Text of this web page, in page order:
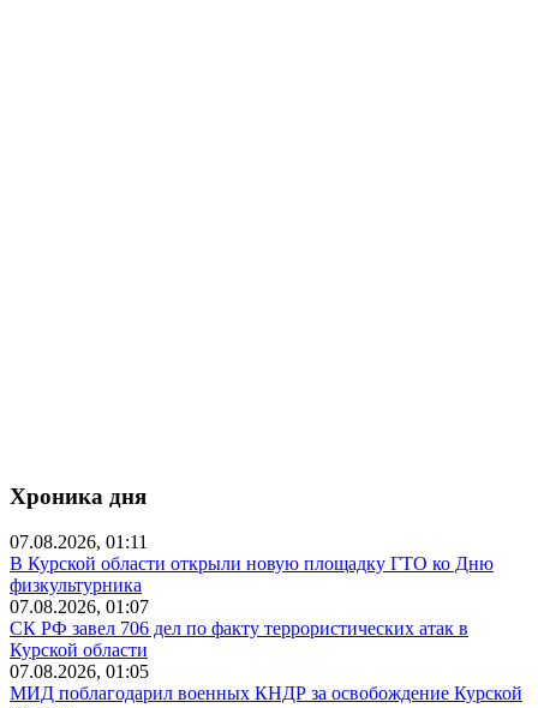
Хроника дня
07.08.2026, 01:11
В Курской области открыли новую площадку ГТО ко Дню
физкультурника
07.08.2026, 01:07
СК РФ завел 706 дел по факту террористических атак в
Курской области
07.08.2026, 01:05
МИД поблагодарил военных КНДР за освобождение Курской